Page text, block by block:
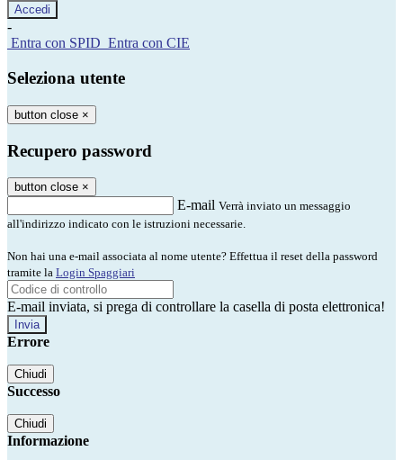
-
Entra con SPID Entra con CIE
Seleziona utente
button close ×
Recupero password
button close ×
E-mail Verrà inviato un messaggio
all'indirizzo indicato con le istruzioni necessarie.
Non hai una e-mail associata al nome utente? Effettua il reset della password
tramite la Login Spaggiari
E-mail inviata, si prega di controllare la casella di posta elettronica!
Errore
Chiudi
Successo
Chiudi
Informazione